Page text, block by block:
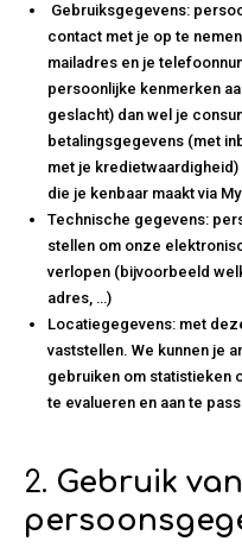
Gebruiksgegevens:
contact met je op te
mailadres en je
persoonlijke kenmerken
geslacht) dan wel je
betalingsgegevens (met
met je
die je kenbaar maakt via
Technische gegevens:
stellen om onze
verlopen (bijvoorbeeld
adres, …)
Locatiegegevens: met
vaststellen. We kunnen je
gebruiken om statistieken
te evalueren en aan te
2. Gebruik